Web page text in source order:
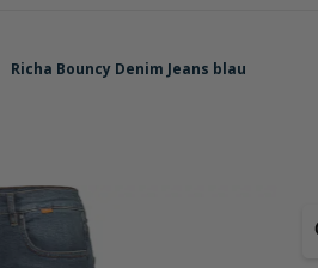
Richa Bouncy Denim Jeans blau